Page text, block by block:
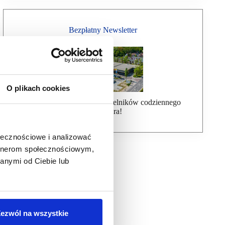
O plikach cookies
i analizować
społecznościowym,
od Ciebie lub
na wszystkie
Bezpłatny Newsletter
Dołącz do ponad 7000 czytelników codziennego
newslettera!